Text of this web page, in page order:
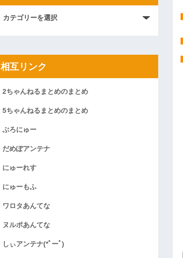
相互リンク
2ちゃんねるまとめのまとめ
5ちゃんねるまとめのまとめ
ぶろにゅー
だめぽアンテナ
にゅーれす
にゅーもふ
ワロタあんてな
ヌルポあんてな
しぃアンテナ(*ﾟーﾟ)